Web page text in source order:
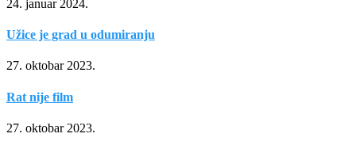
24. januar 2024.
Užice je grad u odumiranju
27. oktobar 2023.
Rat nije film
27. oktobar 2023.